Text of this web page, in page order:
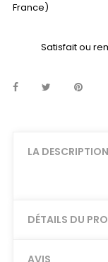
France)
Satisfait ou
LA DESCRIPTION
DÉTAILS DU
AVIS